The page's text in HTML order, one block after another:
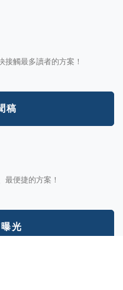
觸最多讀者的方案！
稿
便捷的方案！
光